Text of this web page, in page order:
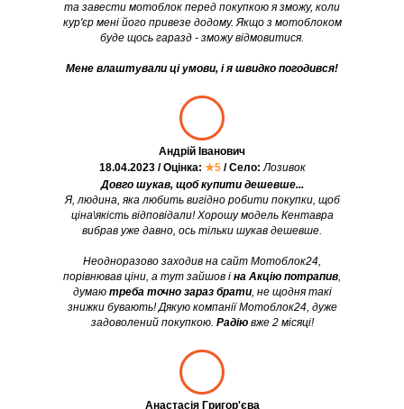
та завести мотоблок перед покупкою я зможу, коли
кур'єр мені його привезе додому. Якщо з мотоблоком
буде щось гаразд - зможу відмовитися.
Мене влаштували ці умови, і я швидко погодився!
Анастасія Григор'єва
Довго шукав, щоб купити дешевше...
Я, людина, яка любить вигідно робити покупки, щоб
ціна\якість відповідали! Хорошу модель Кентавра
вибрав уже давно, ось тільки шукав дешевше.
Неодноразово заходив на сайт Мотоблок24,
порівнював ціни, а тут зайшов і на Акцію потрапив,
думаю треба точно зараз брати, не щодня такі
знижки бувають! Дякую компанії Мотоблок24, дуже
задоволений покупкою. Радіювже 2 місяці!
Андрій Іванович
18.04.2023 / Оцінка: ★5 / Село: Лозивок